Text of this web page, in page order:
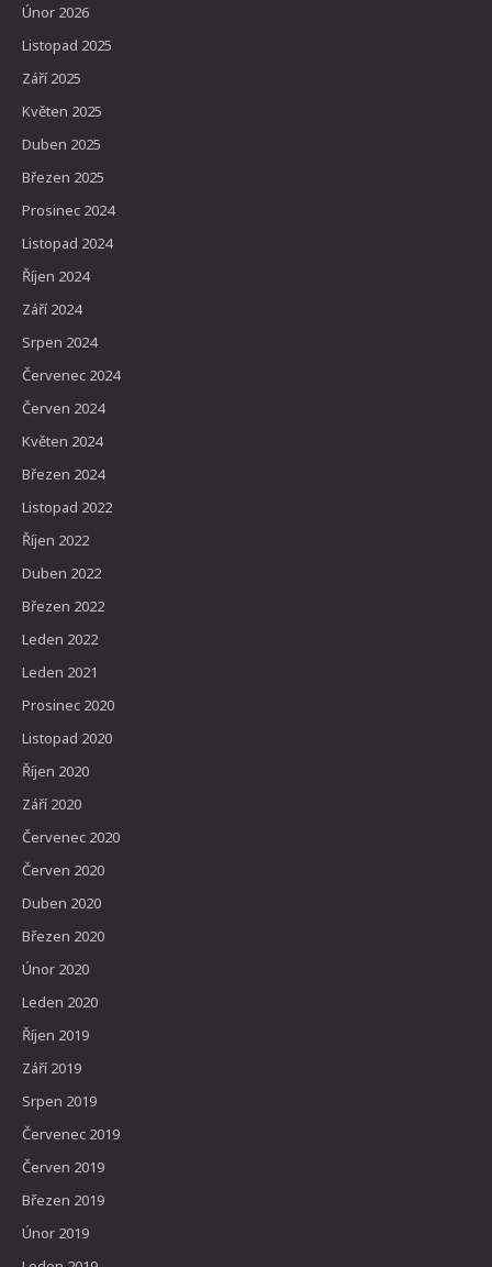
Únor 2026
Listopad 2025
Září 2025
Květen 2025
Duben 2025
Březen 2025
Prosinec 2024
Listopad 2024
Říjen 2024
Září 2024
Srpen 2024
Červenec 2024
Červen 2024
Květen 2024
Březen 2024
Listopad 2022
Říjen 2022
Duben 2022
Březen 2022
Leden 2022
Leden 2021
Prosinec 2020
Listopad 2020
Říjen 2020
Září 2020
Červenec 2020
Červen 2020
Duben 2020
Březen 2020
Únor 2020
Leden 2020
Říjen 2019
Září 2019
Srpen 2019
Červenec 2019
Červen 2019
Březen 2019
Únor 2019